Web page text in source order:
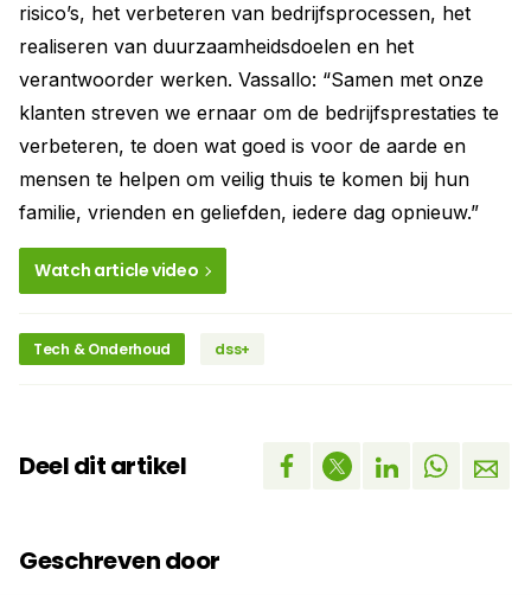
risico’s, het verbeteren van bedrijfsprocessen, het
realiseren van duurzaamheidsdoelen en het
verantwoorder werken. Vassallo: “Samen met onze
klanten streven we ernaar om de bedrijfsprestaties te
verbeteren, te doen wat goed is voor de aarde en
mensen te helpen om veilig thuis te komen bij hun
familie, vrienden en geliefden, iedere dag opnieuw.”
Watch article video
Tech & Onderhoud dss+
Deel dit artikel
Geschreven door